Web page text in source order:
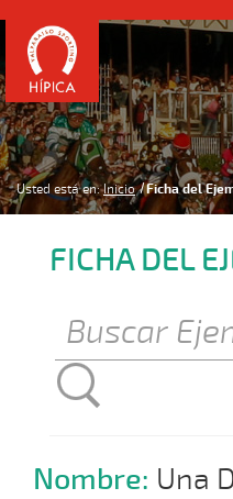
Usted está en: Inicio Ficha del
FICHA DEL
Nombre: Una